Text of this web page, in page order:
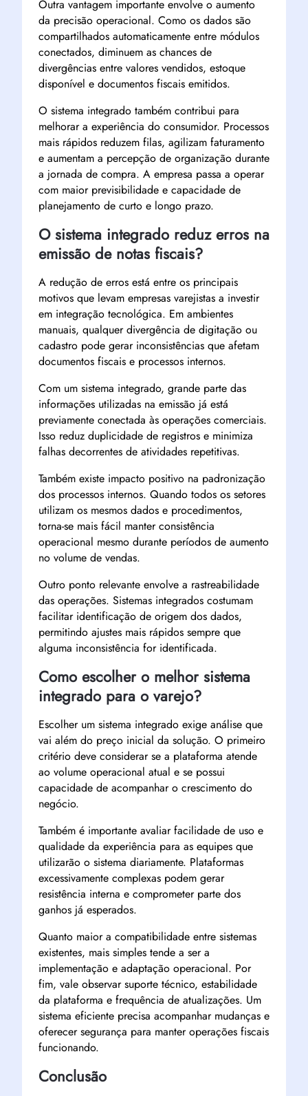
Outra vantagem importante envolve o aumento
da precisão operacional. Como os dados são
compartilhados automaticamente entre módulos
conectados, diminuem as chances de
divergências entre valores vendidos, estoque
disponível e documentos fiscais emitidos.
O sistema integrado também contribui para
melhorar a experiência do consumidor. Processos
mais rápidos reduzem filas, agilizam faturamento
e aumentam a percepção de organização durante
a jornada de compra. A empresa passa a operar
com maior previsibilidade e capacidade de
planejamento de curto e longo prazo.
O sistema integrado reduz erros na
emissão de notas fiscais?
A redução de erros está entre os principais
motivos que levam empresas varejistas a investir
em integração tecnológica. Em ambientes
manuais, qualquer divergência de digitação ou
cadastro pode gerar inconsistências que afetam
documentos fiscais e processos internos.
Com um sistema integrado, grande parte das
informações utilizadas na emissão já está
previamente conectada às operações comerciais.
Isso reduz duplicidade de registros e minimiza
falhas decorrentes de atividades repetitivas.
Também existe impacto positivo na padronização
dos processos internos. Quando todos os setores
utilizam os mesmos dados e procedimentos,
torna-se mais fácil manter consistência
operacional mesmo durante períodos de aumento
no volume de vendas.
Outro ponto relevante envolve a rastreabilidade
das operações. Sistemas integrados costumam
facilitar identificação de origem dos dados,
permitindo ajustes mais rápidos sempre que
alguma inconsistência for identificada.
Como escolher o melhor sistema
integrado para o varejo?
Escolher um sistema integrado exige análise que
vai além do preço inicial da solução. O primeiro
critério deve considerar se a plataforma atende
ao volume operacional atual e se possui
capacidade de acompanhar o crescimento do
negócio.
Também é importante avaliar facilidade de uso e
qualidade da experiência para as equipes que
utilizarão o sistema diariamente. Plataformas
excessivamente complexas podem gerar
resistência interna e comprometer parte dos
ganhos já esperados.
Quanto maior a compatibilidade entre sistemas
existentes, mais simples tende a ser a
implementação e adaptação operacional. Por
fim, vale observar suporte técnico, estabilidade
da plataforma e frequência de atualizações. Um
sistema eficiente precisa acompanhar mudanças e
oferecer segurança para manter operações fiscais
funcionando.
Conclusão